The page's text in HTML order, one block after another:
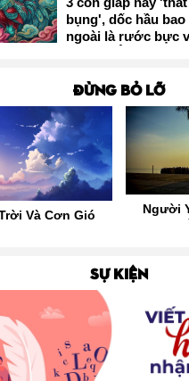
bụng', dốc hầu
ngoài là rước bực
Đừng bỏ lỡ
Và Cơn Gió
Người
SỰ KIỆN